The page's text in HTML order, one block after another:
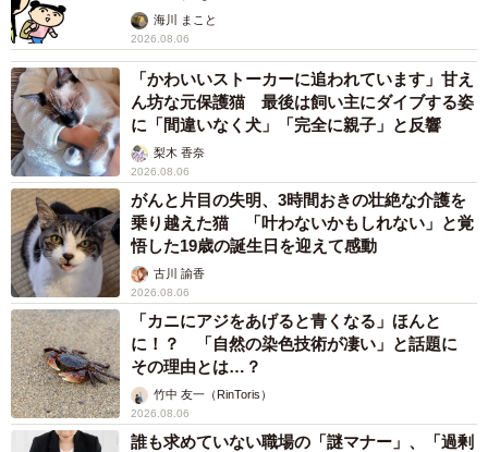
海川 まこと
2026.08.06
「かわいいストーカーに追われています」甘え
ん坊な元保護猫 最後は飼い主にダイブする姿
に「間違いなく犬」「完全に親子」と反響
梨木 香奈
2026.08.06
がんと片目の失明、3時間おきの壮絶な介護を
乗り越えた猫 「叶わないかもしれない」と覚
悟した19歳の誕生日を迎えて感動
古川 諭香
2026.08.06
「カニにアジをあげると青くなる」ほんと
に！？ 「自然の染色技術が凄い」と話題に
その理由とは…？
竹中 友一（RinToris）
2026.08.06
誰も求めていない職場の「謎マナー」、「過剰